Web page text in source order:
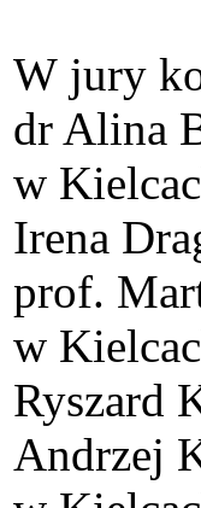
W jury
dr Alina
w
Irena
prof.
w
Ryszard
Andrzej